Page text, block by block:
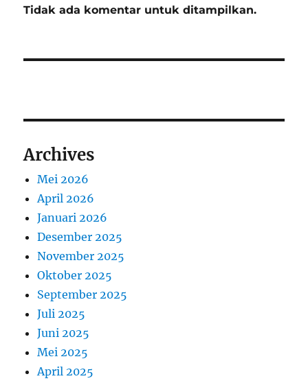
Tidak ada komentar untuk ditampilkan.
Archives
Mei 2026
April 2026
Januari 2026
Desember 2025
November 2025
Oktober 2025
September 2025
Juli 2025
Juni 2025
Mei 2025
April 2025